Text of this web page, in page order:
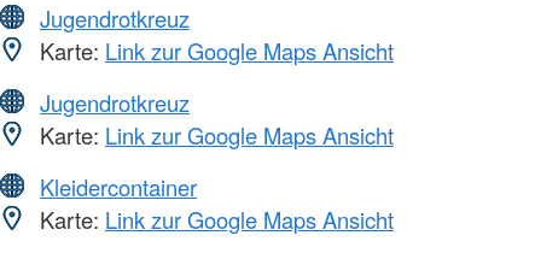
Jugendrotkreuz
Karte: Link zur Google Maps Ansicht
Jugendrotkreuz
Karte: Link zur Google Maps Ansicht
Kleidercontainer
Karte: Link zur Google Maps Ansicht